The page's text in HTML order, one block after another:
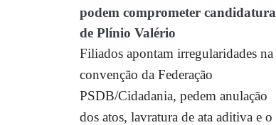
podem comprometer candidatura
de Plínio Valério
Filiados apontam irregularidades na
convenção da Federação
PSDB/Cidadania, pedem anulação
dos atos, lavratura de ata aditiva e o